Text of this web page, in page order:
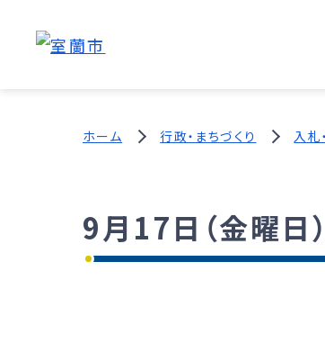
ホーム 行政・まちづくり 入札
9月17日（金曜日